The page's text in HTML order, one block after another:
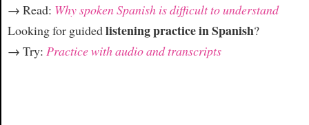
→ Read: Why spoken Spanish is difficult to understand
Looking for guidedlistening practice in Spanish?
→ Try: Practice with audio and transcripts